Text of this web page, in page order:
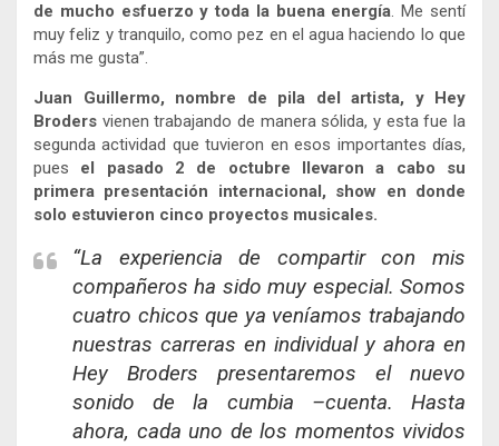
de mucho esfuerzo y toda la buena energía. Me sentí
muy feliz y tranquilo, como pez en el agua haciendo lo que
más me gusta”.
Juan Guillermo, nombre de pila del artista, y Hey
Broders vienen trabajando de manera sólida, y esta fue la
segunda actividad que tuvieron en esos importantes días,
pues el pasado 2 de octubre llevaron a cabo su
primera presentación internacional, show en donde
solo estuvieron cinco proyectos musicales.
“La experiencia de compartir con mis
compañeros ha sido muy especial. Somos
cuatro chicos que ya veníamos trabajando
nuestras carreras en individual y ahora en
Hey Broders presentaremos el nuevo
sonido de la cumbia –cuenta. Hasta
ahora, cada uno de los momentos vividos